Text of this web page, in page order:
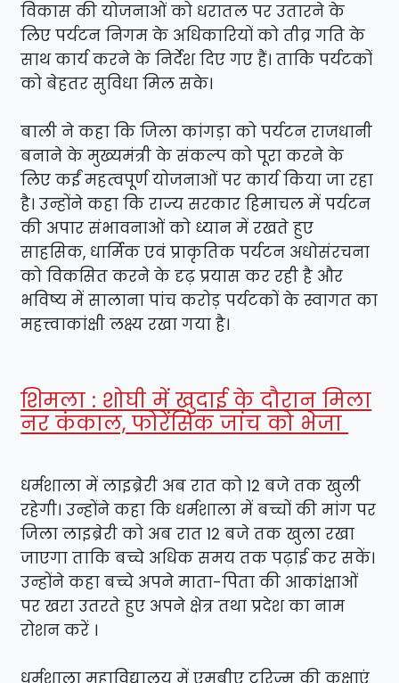
विकास की योजनाओं को धरातल पर उतारने के
लिए पर्यटन निगम के अधिकारियों को तीव्र गति के
साथ कार्य करने के निर्देश दिए गए हैं। ताकि पर्यटकों
को बेहतर सुविधा मिल सके।
बाली ने कहा कि जिला कांगड़ा को पर्यटन राजधानी
बनाने के मुख्यमंत्री के संकल्प को पूरा करने के
लिए कईं महत्वपूर्ण योजनाओं पर कार्य किया जा रहा
है। उन्होंने कहा कि राज्य सरकार हिमाचल में पर्यटन
की अपार संभावनाओं को ध्यान में रखते हुए
साहसिक, धार्मिक एवं प्राकृतिक पर्यटन अधोसंरचना
को विकसित करने के दृढ़ प्रयास कर रही है और
भविष्य में सालाना पांच करोड़ पर्यटकों के स्वागत का
महत्त्वाकांक्षी लक्ष्य रखा गया है।
शिमला : शोघी में खुदाई के दौरान मिला
नर कंकाल, फोरेंसिक जांच को भेजा
धर्मशाला में लाइब्रेरी अब रात को 12 बजे तक खुली
रहेगी। उन्होंने कहा कि धर्मशाला में बच्चों की मांग पर
जिला लाइब्रेरी को अब रात 12 बजे तक खुला रखा
जाएगा ताकि बच्चे अधिक समय तक पढ़ाई कर सकें।
उन्होंने कहा बच्चे अपने माता-पिता की आकांक्षाओं
पर खरा उतरते हुए अपने क्षेत्र तथा प्रदेश का नाम
रोशन करें ।
धर्मशाला महाविद्यालय में एमबीए टूरिज्म की कक्षाएं